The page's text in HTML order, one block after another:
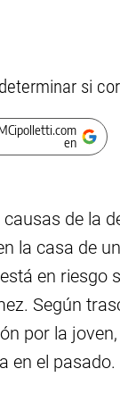
si
en
de la
la casa de
en riesgo
Según
por la
en el pasado.